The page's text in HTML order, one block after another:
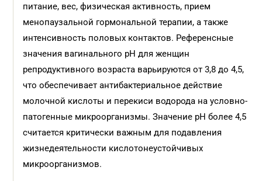
питание, вес, физическая активность, прием
менопаузальной гормональной терапии, а также
интенсивность половых контактов. Референсные
значения вагинального pH для женщин
репродуктивного возраста варьируются от 3,8 до 4,5,
что обеспечивает антибактериальное действие
молочной кислоты и перекиси водорода на условно-
патогенные микроорганизмы. Значение pH более 4,5
считается критически важным для подавления
жизнедеятельности кислотонеустойчивых
микроорганизмов.